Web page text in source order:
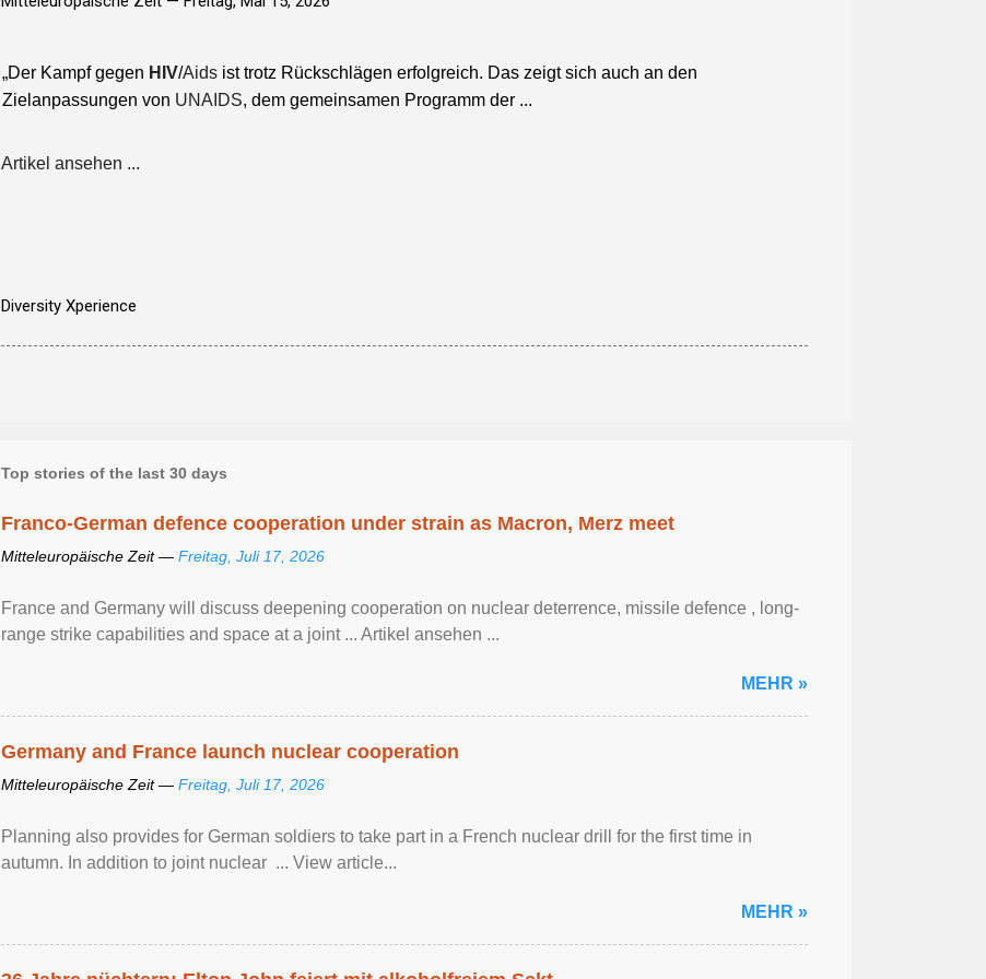
„Der Kampf gegen HIV/Aids ist trotz Rückschlägen erfolgreich. Das zeigt sich auch an den
Zielanpassungen von UNAIDS, dem gemeinsamen Programm der ...
Artikel ansehen ...
Diversity Xperience
Top stories of the last 30 days
Franco-German defence cooperation under strain as Macron, Merz meet
Mitteleuropäische Zeit — Freitag, Juli 17, 2026
France and Germany will discuss deepening cooperation on nuclear ‌deterrence, missile defence , long-
range strike capabilities and space at a joint ... Artikel ansehen ...
MEHR »
Germany and France launch nuclear cooperation
Mitteleuropäische Zeit — Freitag, Juli 17, 2026
Planning also provides for German soldiers to take part in a French nuclear drill for the first time in
autumn. In addition to joint nuclear ... View article...
MEHR »